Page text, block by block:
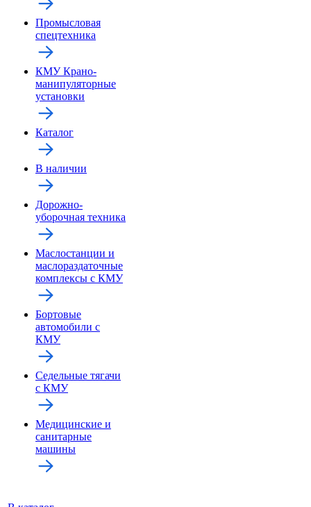
Промысловая
спецтехника
КМУ Крано-
манипуляторные
установки
Каталог
В наличии
Дорожно-
уборочная техника
Маслостанции и
маслораздаточные
комплексы с КМУ
Бортовые
автомобили с
КМУ
Седельные тягачи
с КМУ
Медицинские и
санитарные
машины